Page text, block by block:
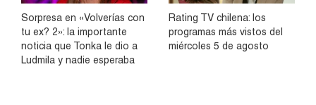
Sorpresa en «Volverías con
tu ex? 2»: la importante
noticia que Tonka le dio a
Ludmila y nadie esperaba
Rating TV chilena: los
programas más vistos del
miércoles 5 de agosto